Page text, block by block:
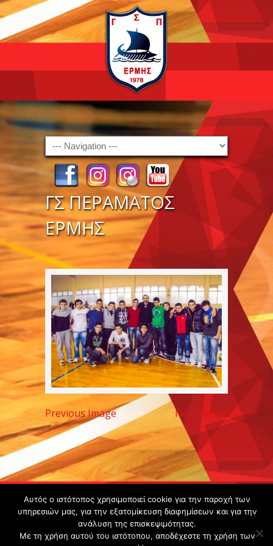
Navigation
ΓΣ ΠΕΡΑΜΑΤΟΣ
ΕΡΜΗΣ
Previous Image Next Image
Copyright ©
2020 -
Gsperamatosermis.gr
All rights
Αυτός ο ιστότοπος χρησιμοποιεί cookie για την παροχή των
υπηρεσιών μας, για την εξατομίκευση διαφημίσεων και για την
ανάλυση της επισκεψιμότητας.
Με τη χρήση αυτού του ιστότοπου, αποδέχεστε τη χρήση των